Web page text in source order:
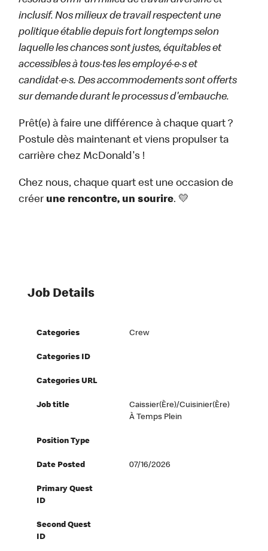
inclusif. Nos milieux de travail respectent une
politique établie depuis fort longtemps selon
laquelle les chances sont justes, équitables et
accessibles à tous·tes les employé·e·s et
candidat·e·s. Des accommodements sont offerts
sur demande durant le processus d'embauche.
Prêt(e) à faire une différence à chaque quart ?
Postule dès maintenant et viens propulser ta
carrière chez McDonald's !
Chez nous, chaque quart est une occasion de
créer une rencontre, un sourire. 💛
Job Details
Categories Crew
Categories ID
Categories URL
Job title
Caissier(ère)/Cuisinier(ère)
À Temps Plein
Position Type
Date Posted 07/16/2026
Primary Quest
ID
Second Quest
ID